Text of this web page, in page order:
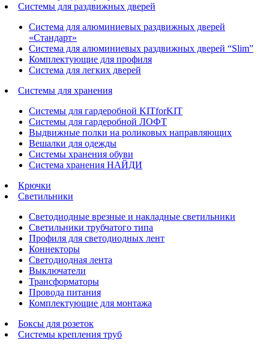
Системы для раздвижных дверей
Система для алюминиевых раздвижных дверей
«Стандарт»
Система для алюминиевых раздвижных дверей “Slim”
Комплектующие для профиля
Система для легких дверей
Системы для хранения
Системы для гардеробной KITforKIT
Системы для гардеробной ЛОФТ
Выдвижные полки на роликовых направляющих
Вешалки для одежды
Системы хранения обуви
Система хранения НАЙДИ
Крючки
Светильники
Светодиодные врезные и накладные светильники
Светильники трубчатого типа
Профиля для светодиодных лент
Коннекторы
Светодиодная лента
Выключатели
Трансформаторы
Провода питания
Комплектующие для монтажа
Боксы для розеток
Системы крепления труб